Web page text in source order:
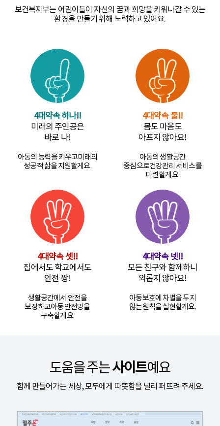
보건복지부는 어린이들이 자신의 꿈과 희망을 키워나갈 수 있는
환경을 만들기 위해 노력하고 있어요.
4대약속 하나!!
미래의 주인공은
바로 나!
아동의 능력을 키우고미래의
성공적 삶을 지원할게요.
4대약속 둘!!
몸도 마음도
아프지 않아요!
아동의 생활공간
중심으로건강관리 서비스를
마련할게요.
4대약속 셋!!
집에서도 학교에서도
안전 짱!
생활공간에서 안전을
보장하고아동 안전망을
구축할게요.
4대약속 넷!!
모든 친구와 함께하니
외롭지 않아요!
아동보호에 차별을 두지
않는원칙을 실현할게요.
도움을 주는사이트예요
함께 만들어가는 세상, 모두에게 따뜻함을 널리 퍼뜨려 주세요.